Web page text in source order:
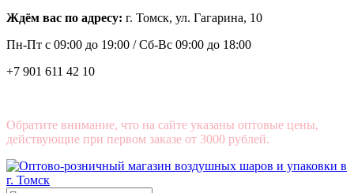
Ждём вас по адресу: г. Томск, ул. Гагарина, 10
Пн-Пт с 09:00 до 19:00 /Сб-Вс 09:00 до 18:00
+7 901 611 42 10
Обратите внимание, что на сайте указаны оптовые цены,
действующие при первом заказе от 3000 рублей.